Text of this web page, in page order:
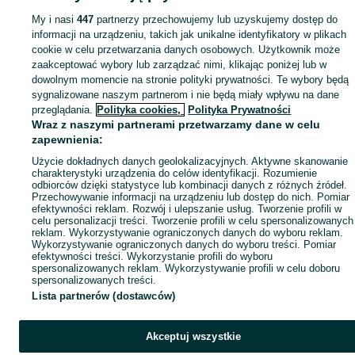
Mapa ministron
Popularne wyszukiwania
My i nasi447 partnerzy przechowujemy lub uzyskujemy dostęp do
informacji na urządzeniu, takich jak unikalne identyfikatory w plikach
cookie w celu przetwarzania danych osobowych. Użytkownik może
zaakceptować wybory lub zarządzać nimi, klikając poniżej lub w
dowolnym momencie na stronie polityki prywatności. Te wybory będą
sygnalizowane naszym partnerom i nie będą miały wpływu na dane
przeglądania. Polityka cookies, Polityka Prywatności
Wraz z naszymi partnerami przetwarzamy dane w celu
zapewnienia:
Użycie dokładnych danych geolokalizacyjnych. Aktywne skanowanie
charakterystyki urządzenia do celów identyfikacji. Rozumienie
odbiorców dzięki statystyce lub kombinacji danych z różnych źródeł.
Przechowywanie informacji na urządzeniu lub dostęp do nich. Pomiar
efektywności reklam. Rozwój i ulepszanie usług. Tworzenie profili w
celu personalizacji treści. Tworzenie profili w celu spersonalizowanych
reklam. Wykorzystywanie ograniczonych danych do wyboru reklam.
Wykorzystywanie ograniczonych danych do wyboru treści. Pomiar
efektywności treści. Wykorzystanie profili do wyboru
spersonalizowanych reklam. Wykorzystywanie profili w celu doboru
spersonalizowanych treści.
Lista partnerów (dostawców)
Akceptuj wszystkie